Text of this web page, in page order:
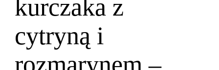
kurczaka z
cytryną i
rozmarynem –